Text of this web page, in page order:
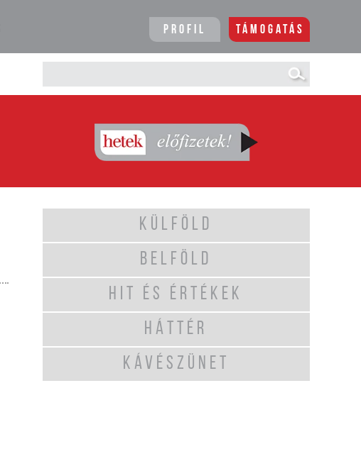
Profil Támogatás
KÜLFÖLD
BELFÖLD
HIT ÉS ÉRTÉKEK
HÁTTÉR
KÁVÉSZÜNET